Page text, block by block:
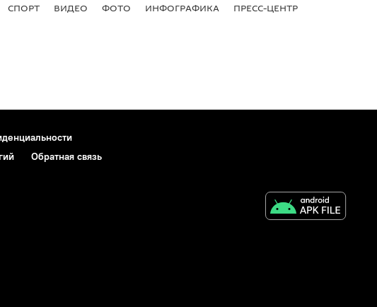
СПОРТ ВИДЕО ФОТО ИНФОГРАФИКА ПРЕСС-ЦЕНТР
Обратная связь